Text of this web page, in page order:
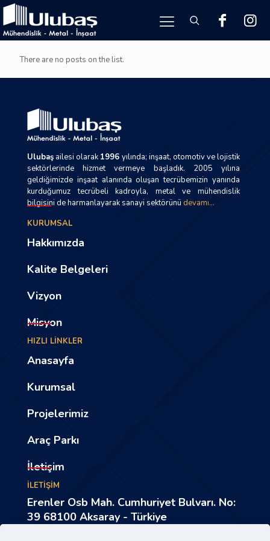
There are no posts on the list.
Ulubaş ailesi olarak 1996 yılında; inşaat, otomotiv ve lojistik
sektörlerinde hizmet vermeye başladık. 2005 yılına
geldiğimizde inşaat alanında oluşan tecrübemizin yanında
kurduğumuz tecrübeli kadroyla, metal ve mühendislik
bilgisini de harmanlayarak sanayi sektörünü devamı...
KURUMSAL
Hakkımızda
Kalite Belgeleri
Vizyon
Misyon
HIZLI LİNKLER
Anasayfa
Kurumsal
Projelerimiz
Araç Parkı
İletişim
İLETİŞİM
Erenler Osb Mah. Cumhuriyet Bulvarı. No:
39 68100 Aksaray - Türkiye